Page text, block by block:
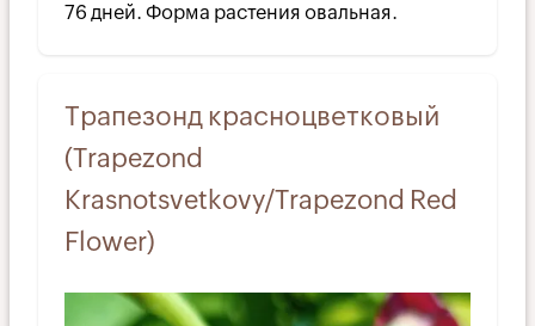
76 дней. Форма растения овальная.
Трапезонд красноцветковый
(Trapezond
Krasnotsvetkovy/Trapezond Red
Flower)